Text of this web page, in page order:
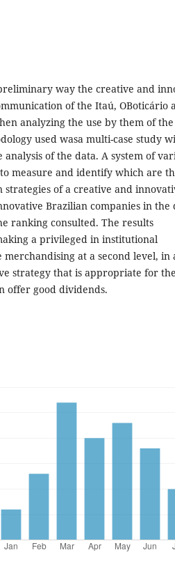
way the creative and
of the Itaú, OBoticário
analyzing the use by them of
used wasa multi-case study
of the data. A system of
measure and identify which are
of a creative and
Brazilian companies in the
ranking consulted. The results
a privileged in institutional
at a second level, in
strategy that is appropriate for
offer good dividends.